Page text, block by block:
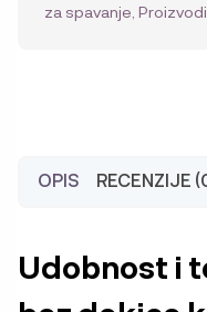
količina
za spavanje Proizvodi
OPIS RECENZIJE
Udobnost i